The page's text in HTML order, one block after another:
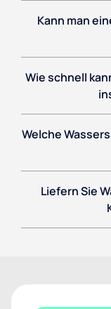
Kann man
Wie schnell
Welche
Liefern Sie